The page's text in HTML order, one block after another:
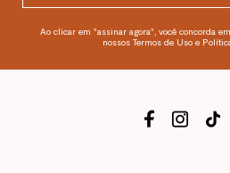
Ao clicar em "assinar agora", você concorda
nossos Termos de Uso e